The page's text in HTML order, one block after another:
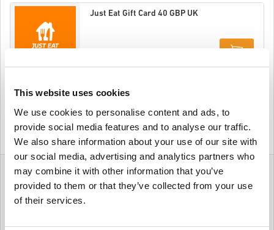
This website uses cookies
We use cookies to personalise content and ads, to
provide social media features and to analyse our traffic.
We also share information about your use of our site with
our social media, advertising and analytics partners who
may combine it with other information that you’ve
provided to them or that they’ve collected from your use
of their services.
Details
Just Eat Gift Card 40 GBP UK
Just Eat Gift Card 50 GBP UK
$ 66,95
Details
Izbaudiet Savus Mīļākos Ēdienus ar Just Eat Dāvanu
livecards.net, jūs varat izpētīt vairāk nekā 30,000 restorānu